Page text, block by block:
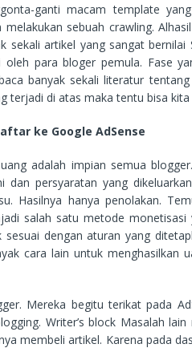
ganti macam template
sebuah crawling.
sekali artikel yang sangat bernilai
para bloger pemula. Fase
banyak sekali literatur
terjadi di atas maka tentu bisa kita
ke Google AdSense
adalah impian semua
dan persyaratan yang
Hasilnya hanya penolakan.
salah satu metode
dengan aturan yang
cara lain untuk menghasilkan
Mereka begitu terikat pada
Writer’s block Masalah
membeli artikel. Karena pada